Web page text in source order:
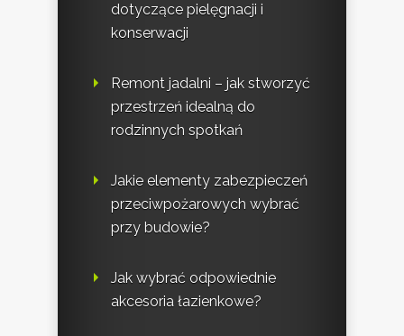
dotyczące pielęgnacji i
konserwacji
Remont jadalni – jak stworzyć
przestrzeń idealną do
rodzinnych spotkań
Jakie elementy zabezpieczeń
przeciwpożarowych wybrać
przy budowie?
Jak wybrać odpowiednie
akcesoria łazienkowe?